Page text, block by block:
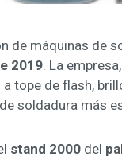
de máquinas de
2019. La
tope de flash,
soldadura más
stand 2000 del